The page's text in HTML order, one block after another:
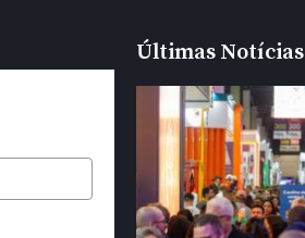
Últimas Notícias